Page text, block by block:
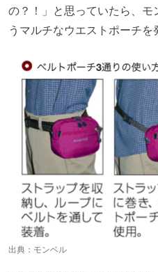
の？！」と思っていたら、モ
うマルチなウエストポーチを
出典： モンベル